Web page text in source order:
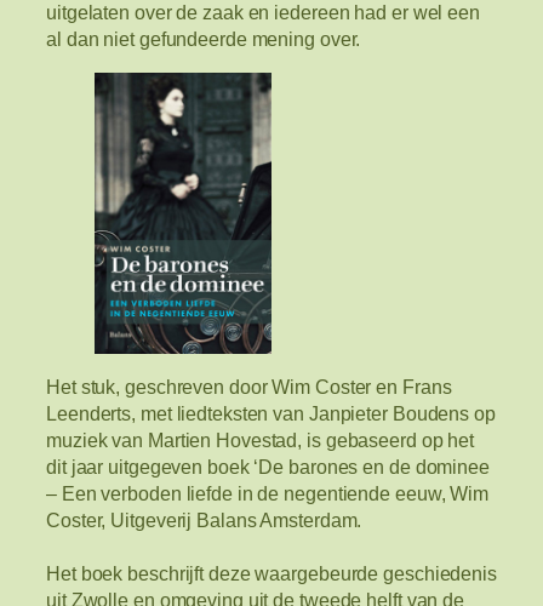
uitgelaten over de zaak en iedereen had er wel een
al dan niet gefundeerde mening over.
Het stuk, geschreven door Wim Coster en Frans
Leenderts, met liedteksten van Janpieter Boudens op
muziek van Martien Hovestad, is gebaseerd op het
dit jaar uitgegeven boek ‘De barones en de dominee
– Een verboden liefde in de negentiende eeuw, Wim
Coster, Uitgeverij Balans Amsterdam.
Het boek beschrijft deze waargebeurde geschiedenis
uit Zwolle en omgeving uit de tweede helft van de